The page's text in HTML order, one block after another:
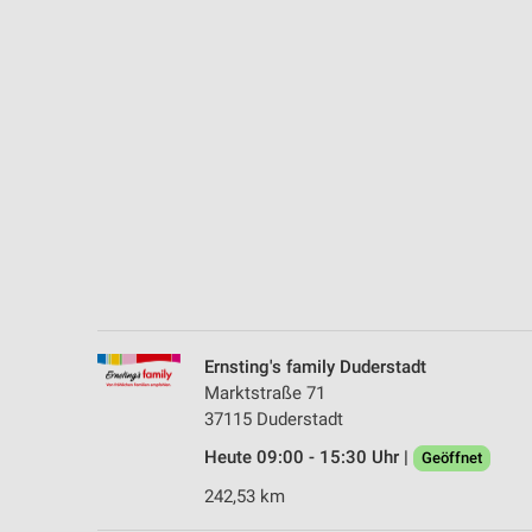
Ernsting's family Duderstadt
Marktstraße 71
37115 Duderstadt
Heute 09:00 - 15:30 Uhr |
Geöffnet
242,53 km
Notwendig